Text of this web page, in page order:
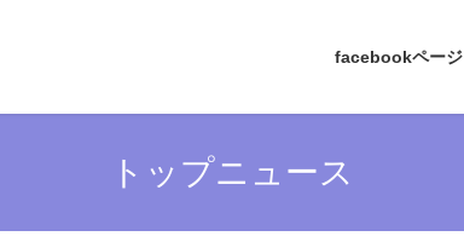
facebookページ
トップニュース